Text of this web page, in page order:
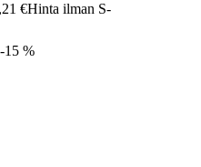
€Hinta ilman S-
-15 %